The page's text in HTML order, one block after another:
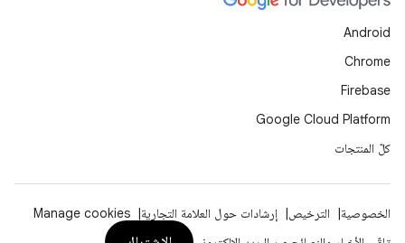
Android
Chrome
Firebase
Google Cloud Platform
كلّ المنتجات
الخصوصية الترخيص إرشادات حول العلامة التجارية
Manage cookies